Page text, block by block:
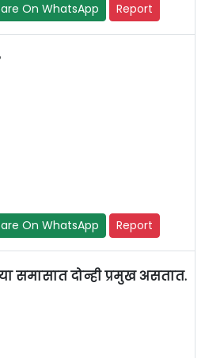
On WhatsApp Report
On WhatsApp Report
समासात दोन्ही प्रमुख असतात.